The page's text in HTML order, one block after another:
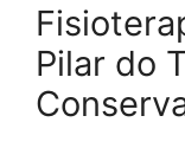
Pilar do